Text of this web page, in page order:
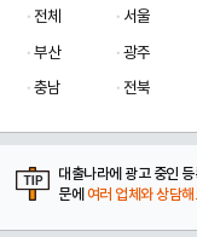
전체 서울
부산
광주
충남
전북
대출나라에 광고 중인
문에 여러 업체와 상담